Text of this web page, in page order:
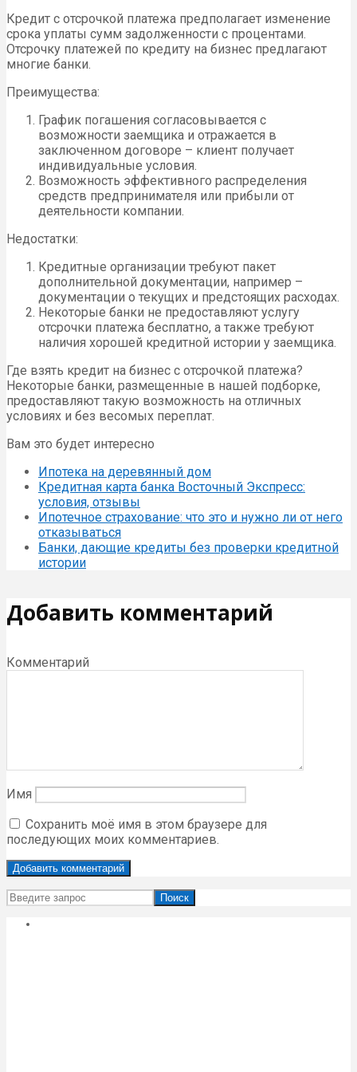
Кредит с отсрочкой платежа предполагает изменение
срока уплаты сумм задолженности с процентами.
Отсрочку платежей по кредиту на бизнес предлагают
многие банки.
Преимущества:
График погашения согласовывается с
возможности заемщика и отражается в
заключенном договоре – клиент получает
индивидуальные условия.
Возможность эффективного распределения
средств предпринимателя или прибыли от
деятельности компании.
Недостатки:
Кредитные организации требуют пакет
дополнительной документации, например –
документации о текущих и предстоящих расходах.
Некоторые банки не предоставляют услугу
отсрочки платежа бесплатно, а также требуют
наличия хорошей кредитной истории у заемщика.
Где взять кредит на бизнес с отсрочкой платежа?
Некоторые банки, размещенные в нашей подборке,
предоставляют такую возможность на отличных
условиях и без весомых переплат.
Вам это будет интересно
Ипотека на деревянный дом
Кредитная карта банка Восточный Экспресс:
условия, отзывы
Ипотечное страхование: что это и нужно ли от него
отказываться
Банки, дающие кредиты без проверки кредитной
истории
Добавить комментарий
Комментарий
Имя
Сохранить моё имя в этом браузере для
последующих моих комментариев.
Поиск